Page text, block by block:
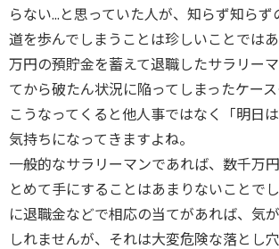
らない...と思っていた人が、知らず知ら
道を歩んでしまうことは珍しいことでは
万円の預貯金を蓄えて退職したサラリー
てから破たん状況に陥ってしまったケース
こうなってくると他人事ではなく「明日
気持ちになってきますよね。
一般的なサラリーマンであれば、数千万
とめて手にすることはあまりないことで
に退職金などで相応の当てがあれば、気
しれませんが、それは大変危険な落とし穴